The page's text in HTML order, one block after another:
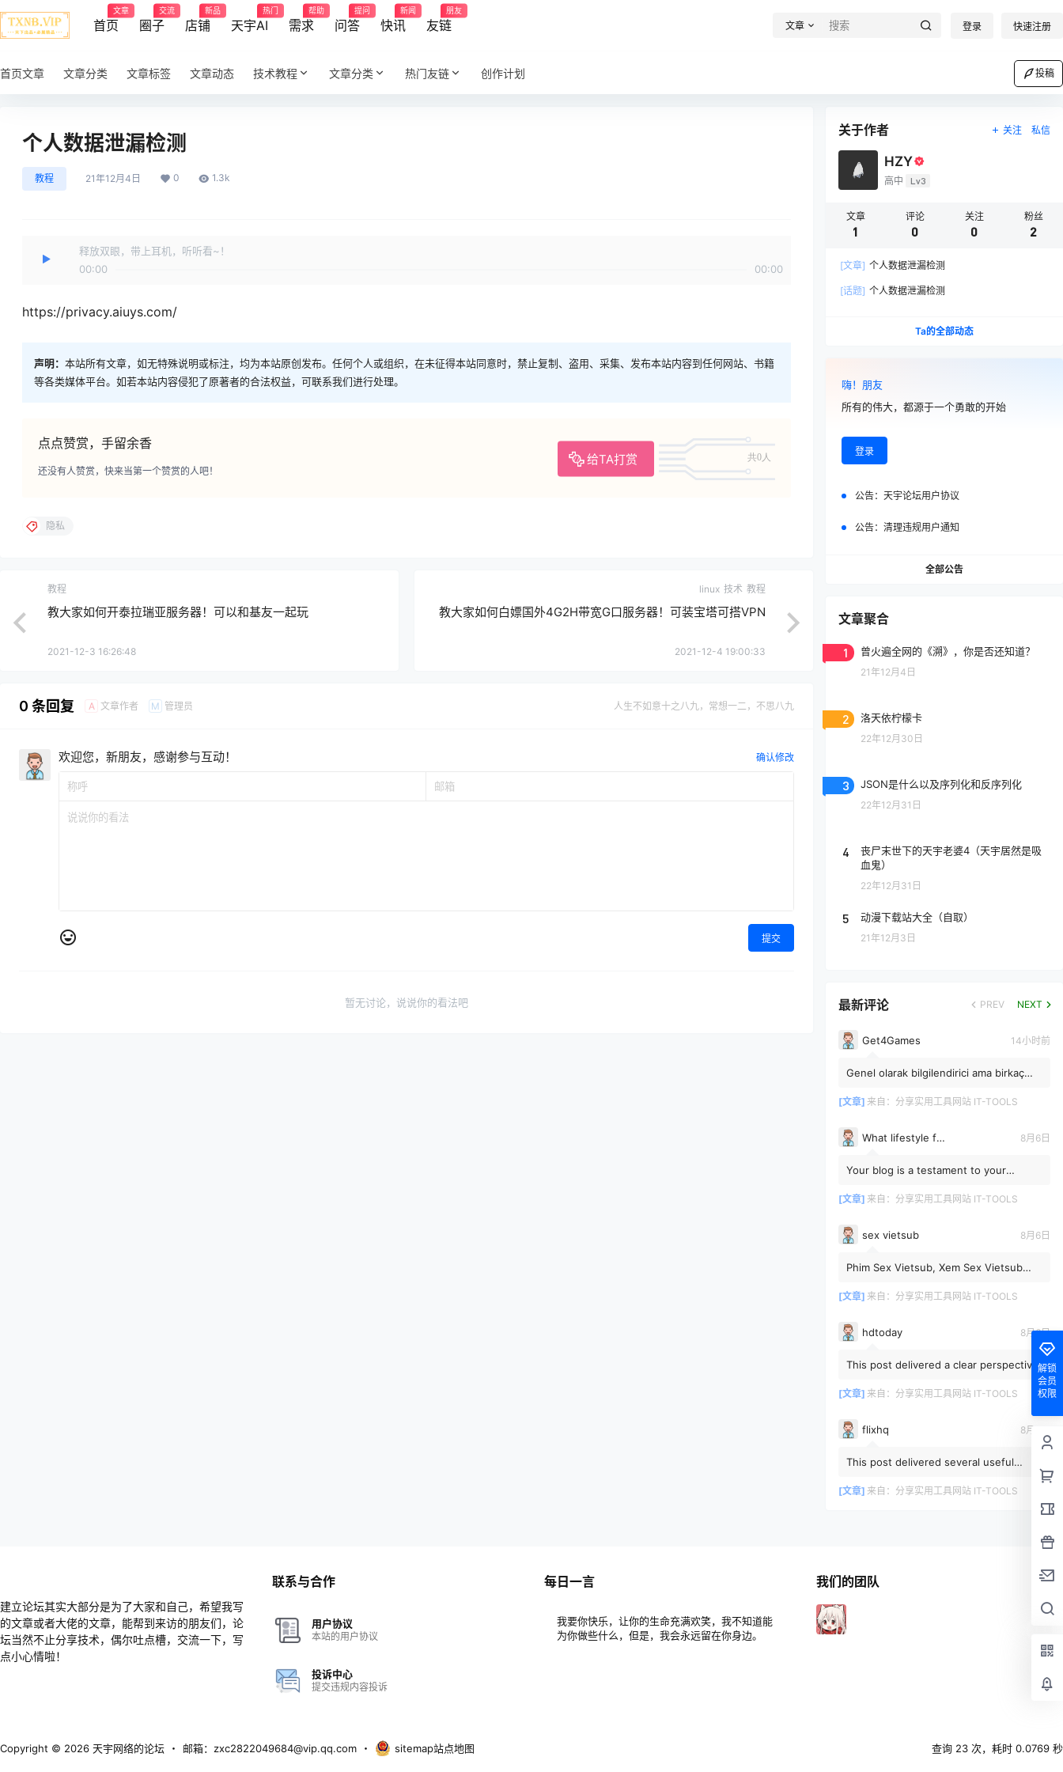
首页
文章
圈子
交流
店铺
新品
天宇AI
热门
需求
帮助
问答
提问
快讯
新闻
友链
朋友
文章 登录 快速注册
首页文章 文章分类 文章标签 文章动态 技术教程 文章分类 热门友链 创作计划 投稿
个人数据泄漏检测
教程 21年12月4日 0 1.3k
释放双眼，带上耳机，听听看~！
00:00
00:00
https://privacy.aiuys.com/
声明： 本站所有文章，如无特殊说明或标注，均为本站原创发布。任何个人或组织，在未征得本站同意时，禁止复制、盗用、采集、发布本站内容到任何网站、书籍
等各类媒体平台。如若本站内容侵犯了原著者的合法权益，可联系我们进行处理。
点点赞赏，手留余香
给TA打赏 共0人
还没有人赞赏，快来当第一个赞赏的人吧！
隐私
教程
教大家如何开泰拉瑞亚服务器！可以和基友一起玩
2021-12-3 16:26:48
linux 技术 教程
教大家如何白嫖国外4G2H带宽G口服务器！可装宝塔可搭VPN
2021-12-4 19:00:33
0 条回复 A 文章作者 M 管理员 人生不如意十之八九，常想一二，不思八九
欢迎您，新朋友，感谢参与互动！ 确认修改
提交
暂无讨论，说说你的看法吧
关于作者 关注 私信
HZY
高中 Lv3
文章
1
评论
0
关注
0
粉丝
2
[文章] 个人数据泄漏检测
[话题] 个人数据泄漏检测
Ta的全部动态
嗨！朋友
所有的伟大，都源于一个勇敢的开始
登录
公告： 天宇论坛用户协议
公告： 清理违规用户通知
全部公告
文章聚合
1 曾火遍全网的《溯》，你是否还知道？
21年12月4日
2 洛天依柠檬卡
22年12月30日
3 JSON是什么以及序列化和反序列化
22年12月31日
4
丧尸末世下的天宇老婆4（天宇居然是吸
血鬼）
22年12月31日
5 动漫下载站大全（自取）
21年12月3日
最新评论 PREV NEXT
Get4Games 14小时前
Genel olarak bilgilendirici ama birkaç
[文章] 来自： 分享实用工具网站 IT-TOOLS
What lifestyle factors weaken immunity 8月6日
Your blog is a testament to your
commitment to excellence is evide...
[文章] 来自： 分享实用工具网站 IT-TOOLS
sex vietsub 8月6日
Phim Sex Vietsub, Xem Sex Vietsub
[文章] 来自： 分享实用工具网站 IT-TOOLS
hdtoday 8月6日
This post delivered a clear perspective
on the topic when I needed it most and
I look forward to ...
[文章] 来自： 分享实用工具网站 IT-TOOLS
flixhq 8月5日
This post delivered several useful
and I look forward to rea...
[文章] 来自： 分享实用工具网站 IT-TOOLS
解锁
会员
权限
建立论坛其实大部分是为了大家和自己，希望我写
的文章或者大佬的文章，能帮到来访的朋友们，论
坛当然不止分享技术，偶尔吐点槽，交流一下，写
点小心情啦！
联系与合作
用户协议
本站的用户协议
投诉中心
提交违规内容投诉
每日一言
我要你快乐，让你的生命充满欢笑，我不知道能
为你做些什么，但是，我会永远留在你身边。
我们的团队
Copyright © 2026 天宇网络的论坛 ・ 邮箱：zxc2822049684@vip.qq.com ・ sitemap站点地图 查询 23 次，耗时 0.0769 秒